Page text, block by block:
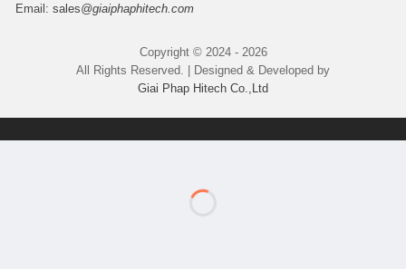
Email: sales@giaiphaphitech.com
Copyright © 2024 - 2026
All Rights Reserved. | Designed & Developed by
Giai Phap Hitech Co.,Ltd